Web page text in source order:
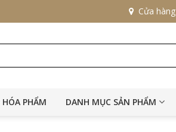
Cửa hàng
HÓA PHẨM DANH MỤC SẢN PHẨM